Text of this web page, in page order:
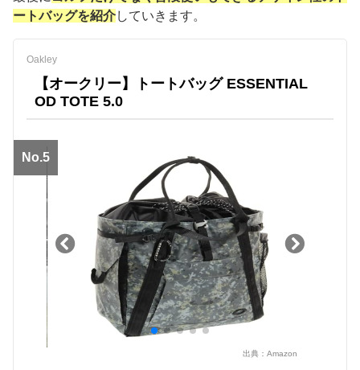
ートバッグを紹介していきます。
Oakley
【オークリー】トートバッグ ESSENTIAL
OD TOTE 5.0
No.5
出典： Amazon